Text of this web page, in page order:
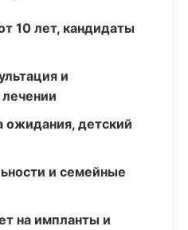
10 лет, кандидаты
и
ожидания, детский
и семейные
на импланты и